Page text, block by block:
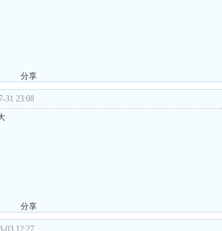
分享
31 23:08
分享
03 12:27